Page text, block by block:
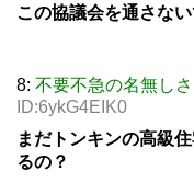
この協議会を通さな
8: 不要不急の名無し
ID:6ykG4EIK0
まだトンキンの高級
るの？